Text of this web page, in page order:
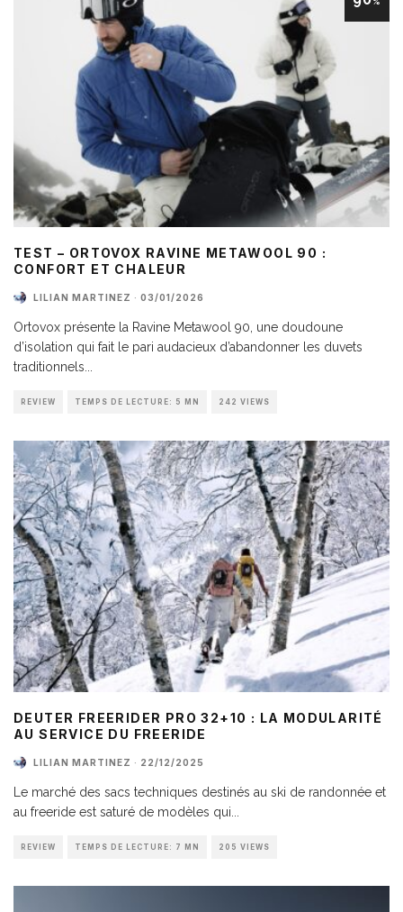
TEST – ORTOVOX RAVINE METAWOOL 90 :
CONFORT ET CHALEUR
LILIAN MARTINEZ · 03/01/2026
Ortovox présente la Ravine Metawool 90, une doudoune
d’isolation qui fait le pari audacieux d’abandonner les duvets
traditionnels...
REVIEW TEMPS DE LECTURE: 5 MN 242 VIEWS
DEUTER FREERIDER PRO 32+10 : LA MODULARITÉ
AU SERVICE DU FREERIDE
LILIAN MARTINEZ · 22/12/2025
Le marché des sacs techniques destinés au ski de randonnée et
au freeride est saturé de modèles qui
REVIEW TEMPS DE LECTURE: 7 MN 205 VIEWS